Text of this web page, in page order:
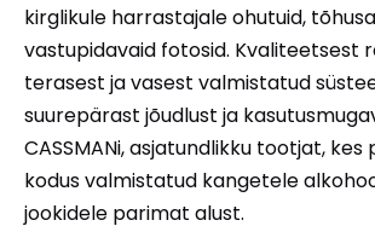
kirglikule harrastajale ohutuid,
vastupidavaid fotosid. Kvaliteetsest
terasest ja vasest valmistatud
suurepärast jõudlust ja
CASSMANi, asjatundlikku tootjat, kes
kodus valmistatud kangetele
jookidele parimat alust.